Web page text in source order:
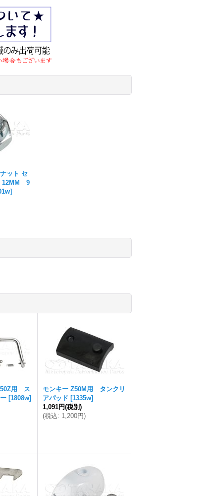
ット セ
12MM 9
]
用 ス
[1808w]
モンキー Z50M用 タンクリ
アパッド [1335w]
1,091円(税別)
(税込: 1,200円)